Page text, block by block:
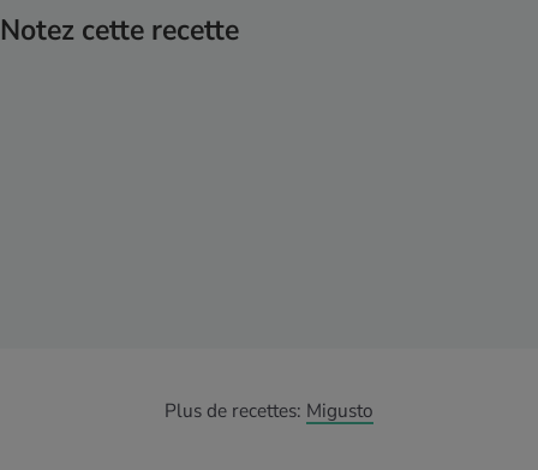
Notez cette recette
Plus de recettes: Migusto